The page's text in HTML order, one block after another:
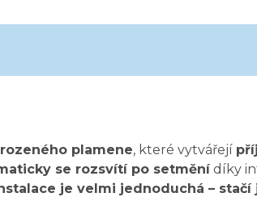
plamene, které vytvářejí
se rozsvítí po setměnídíky
je velmi jednoduchá –